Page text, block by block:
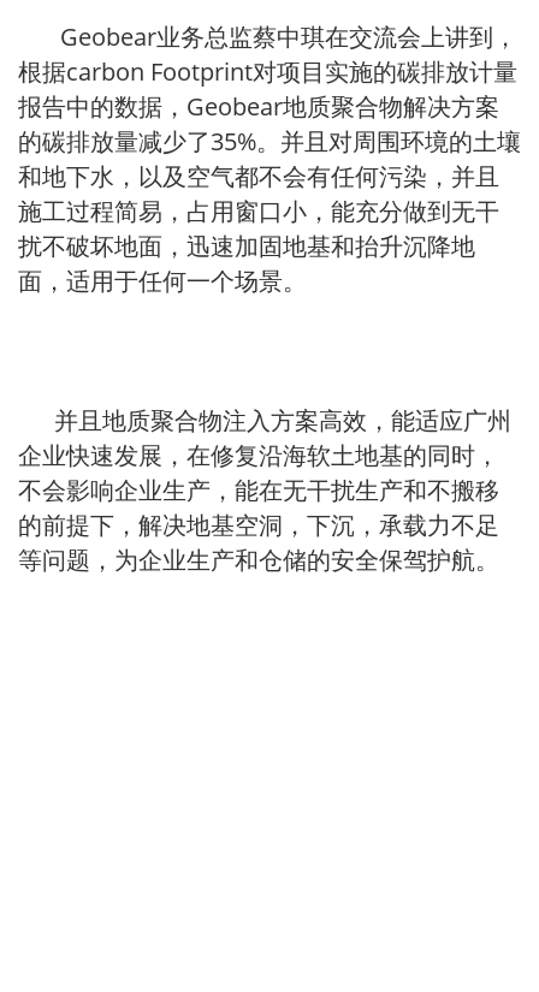
Geobear业务总监蔡中琪在交流会上讲到，
根据carbon Footprint对项目实施的碳排放计量
报告中的数据，Geobear地质聚合物解决方案
的碳排放量减少了35%。并且对周围环境的土壤
和地下水，以及空气都不会有任何污染，并且
施工过程简易，占用窗口小，能充分做到无干
扰不破坏地面，迅速加固地基和抬升沉降地
面，适用于任何一个场景。
并且地质聚合物注入方案高效，能适应广州
企业快速发展，在修复沿海软土地基的同时，
不会影响企业生产，能在无干扰生产和不搬移
的前提下，解决地基空洞，下沉，承载力不足
等问题，为企业生产和仓储的安全保驾护航。